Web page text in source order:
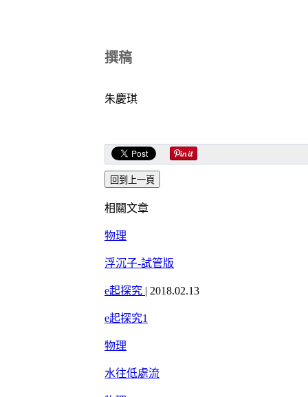
撰稿
朱慶琪
相關文章
物理
浮沉子-試管版
e起探究 | 2018.02.13
e起探究1
物理
水往低處流